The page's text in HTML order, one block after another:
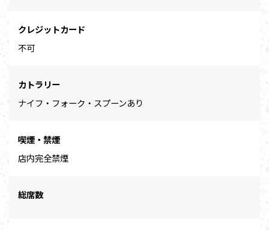
クレジットカード
不可
カトラリー
ナイフ・フォーク・スプーンあり
喫煙・禁煙
店内完全禁煙
総席数